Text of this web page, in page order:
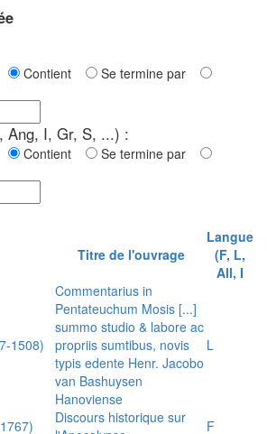
Contient
Se termine par
Ang, I, Gr, S, ...) :
Contient
Se termine par
Titre de l'ouvrage
Langue
(F, L,
All, I
1508)
Commentarius in
Pentateuchum Mosis [...]
summo studio & labore ac
propriis sumtibus, novis
typis edente Henr. Jacobo
van Bashuysen
Hanoviense
L
Discours historique sur
F